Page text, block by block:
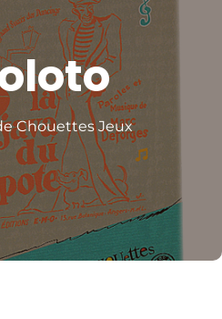
Chouettes Jeux